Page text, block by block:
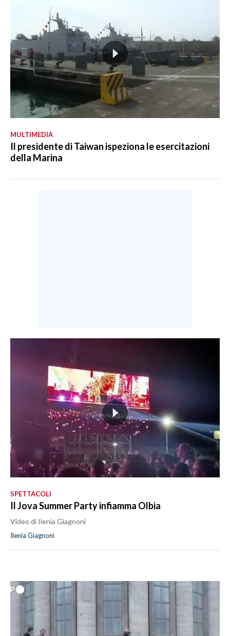
MULTIMEDIA
Il presidente di Taiwan ispeziona le esercitazioni
della Marina
SPETTACOLI
Il Jova Summer Party infiamma Olbia
Video di Ilenia Giagnoni
Ilenia Giagnoni